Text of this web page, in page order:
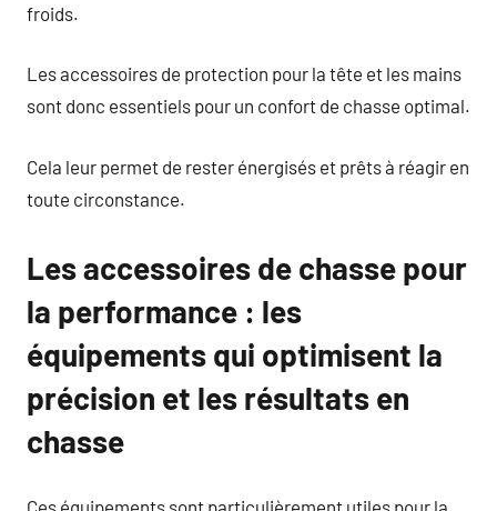
froids.
Les accessoires de protection pour la tête et les mains
sont donc essentiels pour un confort de chasse optimal.
Cela leur permet de rester énergisés et prêts à réagir en
toute circonstance.
Les accessoires de chasse pour
la performance : les
équipements qui optimisent la
précision et les résultats en
chasse
Ces équipements sont particulièrement utiles pour la